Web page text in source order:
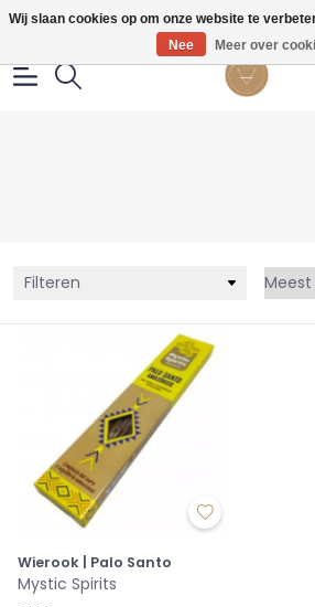
Gratis verzendig
Filteren
Wierook | Palo Santo
Mystic Spirits
Wij slaan cookies op om onze website te
Nee
Meer over